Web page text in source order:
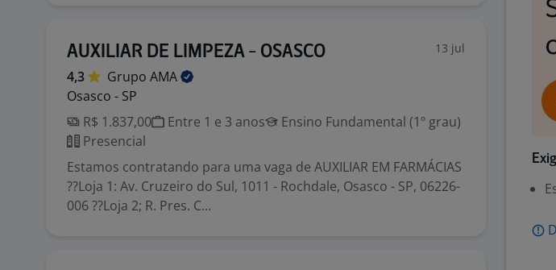
AUXILIAR DE LIMPEZA - OSASCO 13 jul
4,3 Grupo AMA
Osasco - SP
R$ 1.837,00
Entre 1 e 3 anos
Ensino Fundamental (1º grau)
Presencial
Estamos contratando para uma vaga de AUXILIAR EM FARMÁCIAS
??Loja 1: Av. Cruzeiro do Sul, 1011 - Rochdale, Osasco - SP, 06226-
006 ??Loja 2; R. Pres. C...